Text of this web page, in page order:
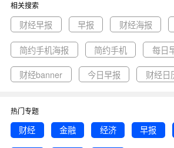
经早报, 早报, 财经海报等优质图片模板资源。
相关搜索
财经早报 早报 财经海报
简约手机海报 简约手机 每日
财经banner 今日早报 财经日
热门专题
财经 金融 经济 早报